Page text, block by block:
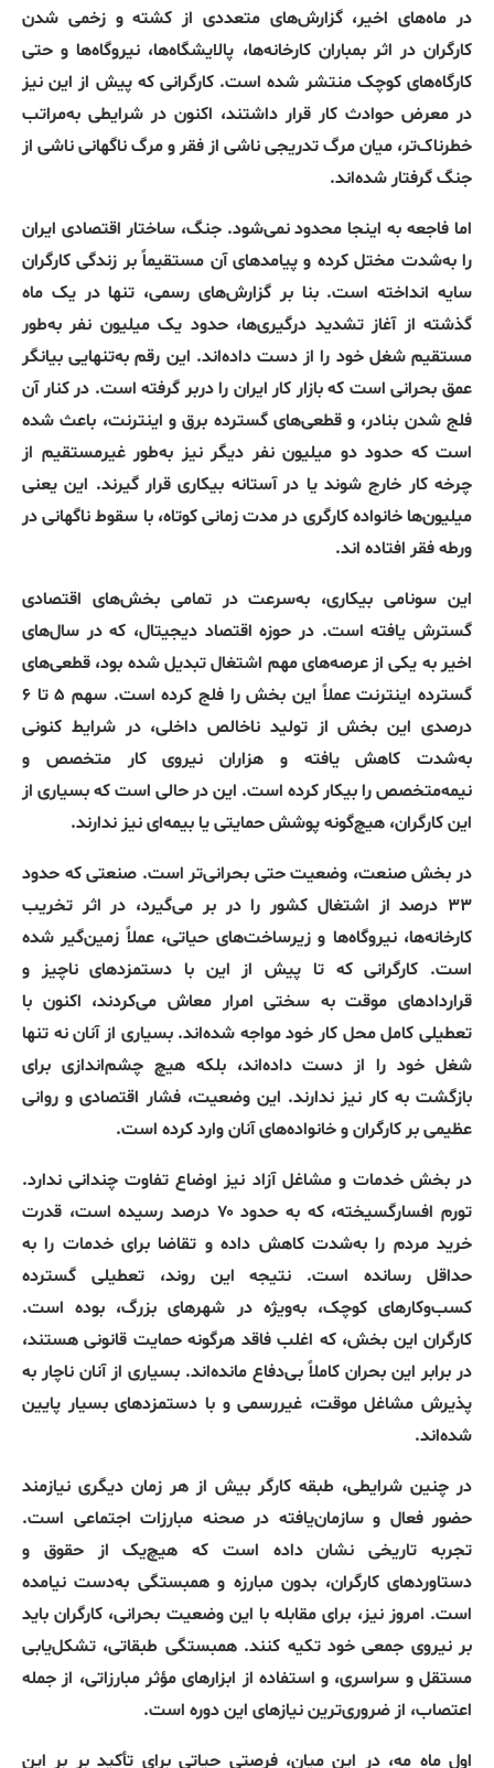
در ماه‌های اخیر، گزارش‌های متعددی از کشته و زخمی شدن
کارگران در اثر بمباران کارخانه‌ها، پالایشگاه‌ها، نیروگاه‌ها و حتی
کارگاه‌های کوچک منتشر شده است. کارگرانی که پیش از این نیز
در معرض حوادث کار قرار داشتند، اکنون در شرایطی به‌مراتب
خطرناک‌تر، میان مرگ تدریجی ناشی از فقر و مرگ ناگهانی ناشی از
جنگ گرفتار شده‌اند.
اما فاجعه به اینجا محدود نمی‌شود. جنگ، ساختار اقتصادی ایران
را به‌شدت مختل کرده و پیامدهای آن مستقیماً بر زندگی کارگران
سایه انداخته است. بنا بر گزارش‌های رسمی، تنها در یک ماه
گذشته از آغاز تشدید درگیری‌ها، حدود یک میلیون نفر به‌طور
مستقیم شغل خود را از دست داده‌اند. این رقم به‌تنهایی بیانگر
عمق بحرانی است که بازار کار ایران را دربر گرفته است. در کنار آن
فلج شدن بنادر، و قطعی‌های گسترده برق و اینترنت، باعث شده
است که حدود دو میلیون نفر دیگر نیز به‌طور غیرمستقیم از
چرخه کار خارج شوند یا در آستانه بیکاری قرار گیرند. این یعنی
میلیون‌ها خانواده کارگری در مدت زمانی کوتاه، با سقوط ناگهانی در
ورطه فقر افتاده اند.
این سونامی بیکاری، به‌سرعت در تمامی بخش‌های اقتصادی
گسترش یافته است. در حوزه اقتصاد دیجیتال، که در سال‌های
اخیر به یکی از عرصه‌های مهم اشتغال تبدیل شده بود، قطعی‌های
گسترده اینترنت عملاً این بخش را فلج کرده است. سهم ۵ تا ۶
درصدی این بخش از تولید ناخالص داخلی، در شرایط کنونی
به‌شدت کاهش یافته و هزاران نیروی کار متخصص و
نیمه‌متخصص را بیکار کرده است. این در حالی است که بسیاری از
این کارگران، هیچ‌گونه پوشش حمایتی یا بیمه‌ای نیز ندارند.
در بخش صنعت، وضعیت حتی بحرانی‌تر است. صنعتی که حدود
۳۳ درصد از اشتغال کشور را در بر می‌گیرد، در اثر تخریب
کارخانه‌ها، نیروگاه‌ها و زیرساخت‌های حیاتی، عملاً زمین‌گیر شده
است. کارگرانی که تا پیش از این با دستمزدهای ناچیز و
قراردادهای موقت به سختی امرار معاش می‌کردند، اکنون با
تعطیلی کامل محل کار خود مواجه شده‌اند. بسیاری از آنان نه تنها
شغل خود را از دست داده‌اند، بلکه هیچ چشم‌اندازی برای
بازگشت به کار نیز ندارند. این وضعیت، فشار اقتصادی و روانی
عظیمی بر کارگران و خانواده‌های آنان وارد کرده است.
در بخش خدمات و مشاغل آزاد نیز اوضاع تفاوت چندانی ندارد.
تورم افسارگسیخته، که به حدود ۷۰ درصد رسیده است، قدرت
خرید مردم را به‌شدت کاهش داده و تقاضا برای خدمات را به
حداقل رسانده است. نتیجه این روند، تعطیلی گسترده
کسب‌وکارهای کوچک، به‌ویژه در شهرهای بزرگ، بوده است.
کارگران این بخش، که اغلب فاقد هرگونه حمایت قانونی هستند،
در برابر این بحران کاملاً بی‌دفاع مانده‌اند. بسیاری از آنان ناچار به
پذیرش مشاغل موقت، غیررسمی و با دستمزدهای بسیار پایین
شده‌اند.
در چنین شرایطی، طبقه کارگر بیش از هر زمان دیگری نیازمند
حضور فعال و سازمان‌یافته در صحنه مبارزات اجتماعی است.
تجربه تاریخی نشان داده است که هیچ‌یک از حقوق و
دستاوردهای کارگران، بدون مبارزه و همبستگی به‌دست نیامده
است. امروز نیز، برای مقابله با این وضعیت بحرانی، کارگران باید
بر نیروی جمعی خود تکیه کنند. همبستگی طبقاتی، تشکل‌یابی
مستقل و سراسری، و استفاده از ابزارهای مؤثر مبارزاتی، از جمله
اعتصاب، از ضروری‌ترین نیازهای این دوره است.
اول ماه مه، در این میان، فرصتی حیاتی برای تأکید بر بر این